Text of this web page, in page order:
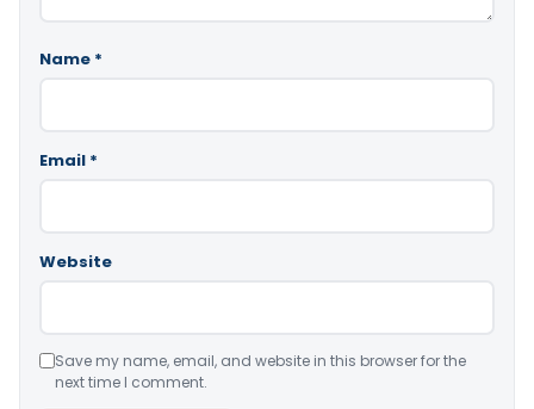
Name *
Email *
Website
Save my name, email, and website in this browser for the
next time I comment.